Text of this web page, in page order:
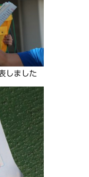
しました